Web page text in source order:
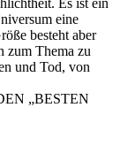
eine
besteht aber
zum Thema zu
und Tod, von
„BESTEN